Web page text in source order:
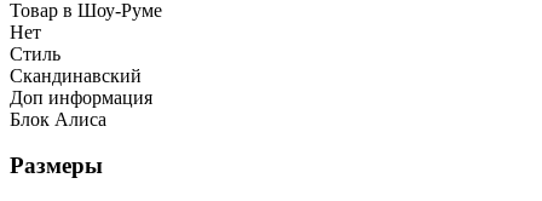
Товар в Шоу-Руме
Нет
Стиль
Скандинавский
Доп информация
Блок Алиса
Размеры